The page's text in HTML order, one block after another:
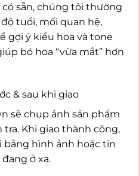
sẵn, chúng tôi thường
tuổi, mối quan hệ,
gợi ý kiểu hoa và tone
bó hoa “vừa mắt” hơn
& sau khi giao
sẽ chụp ảnh sản phẩm
Khi giao thành công,
bằng hình ảnh hoặc tin
ở xa.